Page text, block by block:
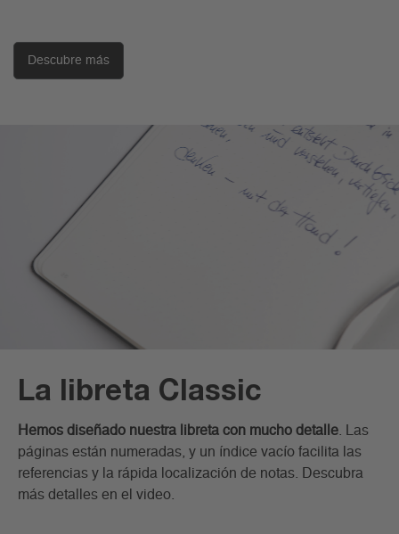
Descubre más
La libreta Classic
Hemos diseñado nuestra libreta con mucho detalle . Las
páginas están numeradas, y un índice vacío facilita las
referencias y la rápida localización de notas. Descubra
más detalles en el video.